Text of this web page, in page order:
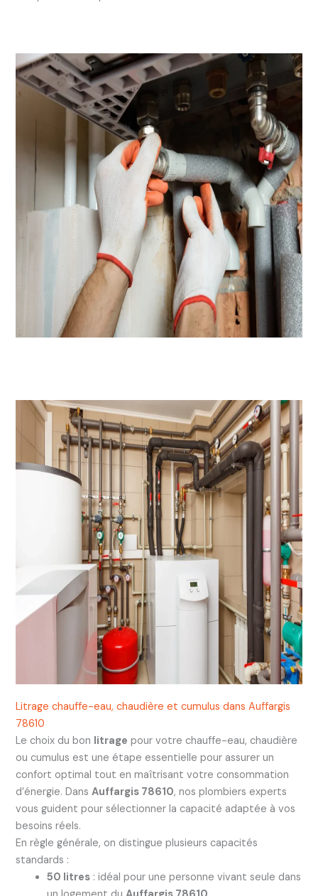
Litrage chauffe-eau, chaudière et cumulus dans Auffargis
78610
Le choix du bon litrage pour votre chauffe-eau, chaudière
ou cumulus est une étape essentielle pour assurer un
confort optimal tout en maîtrisant votre consommation
d’énergie. Dans Auffargis 78610, nos plombiers experts
vous guident pour sélectionner la capacité adaptée à vos
besoins réels.
En règle générale, on distingue plusieurs capacités
standards :
50 litres: idéal pour une personne vivant seule dans